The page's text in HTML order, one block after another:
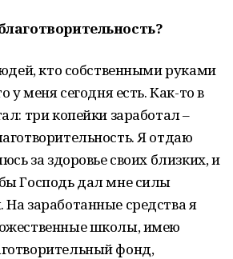
кто собственными руками
у меня сегодня есть. Как-то в
три копейки заработал –
Я отдаю
за здоровье своих близких, и
Господь дал мне силы
заработанные средства я
школы, имею
фонд,